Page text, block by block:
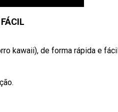
kawaii), de forma rápida e